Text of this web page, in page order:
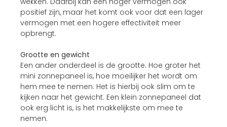
positief zijn, maar het komt ook voor dat een lager
vermogen met een hogere effectiviteit meer
opbrengt.
Grootte en gewicht
Een ander onderdeel is de grootte. Hoe groter het
mini zonnepaneel is, hoe moeilijker het wordt om
hem mee te nemen. Het is hierbij ook slim om te
kijken naar het gewicht. Een klein zonnepaneel dat
ook erg licht is, is het makkelijkste om mee te
nemen.